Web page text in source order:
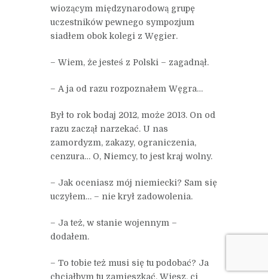
wiozącym międzynarodową grupę
uczestników pewnego sympozjum
siadłem obok kolegi z Węgier.
– Wiem, że jesteś z Polski – zagadnął.
– A ja od razu rozpoznałem Węgra…
Był to rok bodaj 2012, może 2013. On od
razu zaczął narzekać. U nas
zamordyzm, zakazy, ograniczenia,
cenzura… O, Niemcy, to jest kraj wolny.
– Jak oceniasz mój niemiecki? Sam się
uczyłem… – nie krył zadowolenia.
– Ja też, w stanie wojennym –
dodałem.
– To tobie też musi się tu podobać? Ja
chciałbym tu zamieszkać. Wiesz, ci